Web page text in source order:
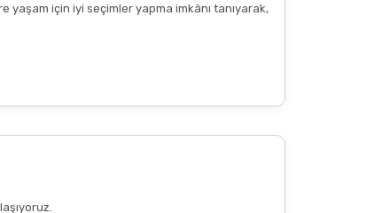
yaşam için iyi seçimler yapma imkânı tanıyarak,